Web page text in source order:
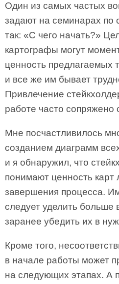
Один из самых частых
задают на семинарах по
так: «С чего начать?»
картографы могут
ценность предлагаемых
и все же им бывает
Привлечение
работе часто сопряжено
Мне посчастливилось
созданием диаграмм
и я обнаружил, что
понимают ценность карт
завершения процесса.
следует уделить больше
заранее убедить их в
Кроме того,
в начале работы может
на следующих этапах. А